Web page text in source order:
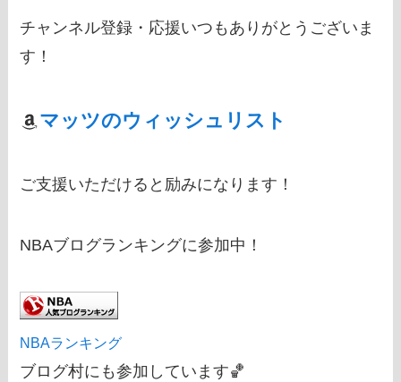
チャンネル登録・応援いつもありがとうございま
す！
マッツのウィッシュリスト
ご支援いただけると励みになります！
NBAブログランキングに参加中！
NBAランキング
ブログ村にも参加しています🏀